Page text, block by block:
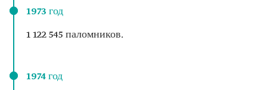
1973 год
1 122 545 паломников.
1974 год